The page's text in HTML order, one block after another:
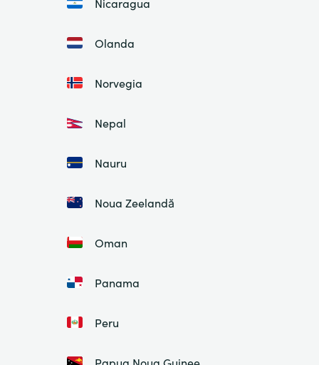
Olanda
Norvegia
Nepal
Nauru
Noua Zeelandă
Oman
Panama
Peru